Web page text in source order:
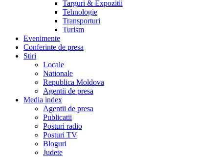
Targuri & Expozitii
Tehnologie
Transporturi
Turism
Evenimente
Conferinte de presa
Stiri
Locale
Nationale
Republica Moldova
Agentii de presa
Media index
Agentii de presa
Publicatii
Posturi radio
Posturi TV
Bloguri
Judete